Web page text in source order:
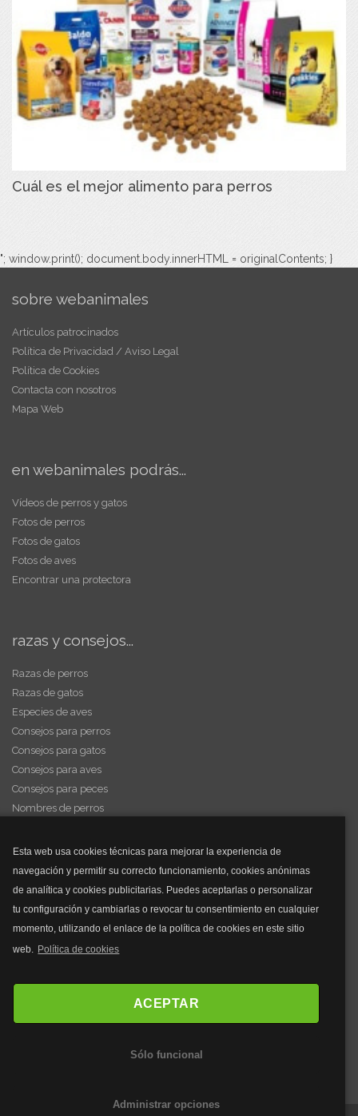
Esta web usa cookies técnicas para mejorar la experiencia de
navegación y permitir su correcto funcionamiento, cookies anónimas
de analítica y cookies publicitarias. Puedes aceptarlas o personalizar
tu configuración y cambiarlas o revocar tu consentimiento en cualquier
momento, utilizando el enlace de la política de cookies en este sitio
web. Política de cookies
ACEPTAR
Sólo funcional
Administrar opciones
Cuál es el mejor alimento para perros
"; window.print(); document.body.innerHTML = originalContents; }
sobre webanimales
Artículos patrocinados
Política de Privacidad / Aviso Legal
Política de Cookies
Contacta con nosotros
Mapa Web
en webanimales podrás...
Vídeos de perros y gatos
Fotos de perros
Fotos de gatos
Fotos de aves
Encontrar una protectora
razas y consejos...
Razas de perros
Razas de gatos
Especies de aves
Consejos para perros
Consejos para gatos
Consejos para aves
Consejos para peces
Nombres de perros
y mucho más...